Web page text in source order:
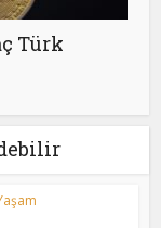
Türk